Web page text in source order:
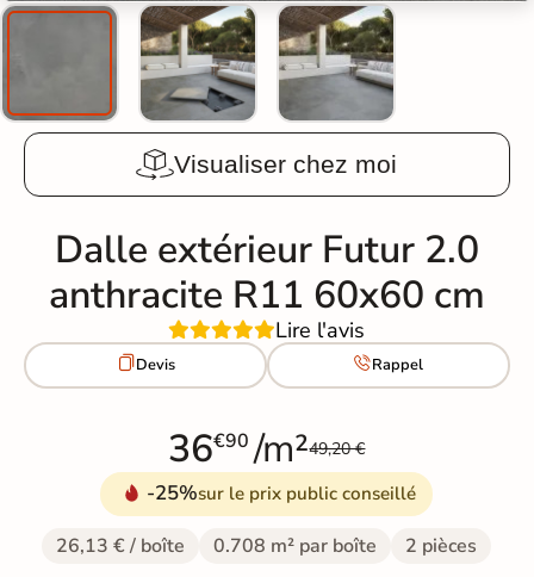
Visualiser chez moi
Dalle extérieur Futur 2.0
anthracite R11 60x60 cm
Lire l'avis
Devis Rappel
36€90 /m²49,20 €
-25%sur le prix public conseillé
26,13 € / boîte 0.708 m² par boîte 2 pièces